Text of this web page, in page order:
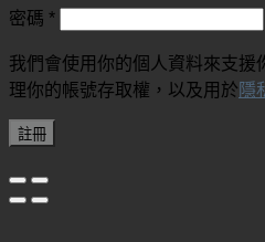
密碼 *
我們會使用你的個人資料來支援
理你的帳號存取權，以及用於 隱
註冊